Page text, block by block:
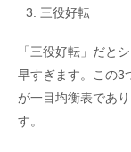
三役好転
「三役好転」だと
早すぎます。この3
が一目均衡表であ
す。